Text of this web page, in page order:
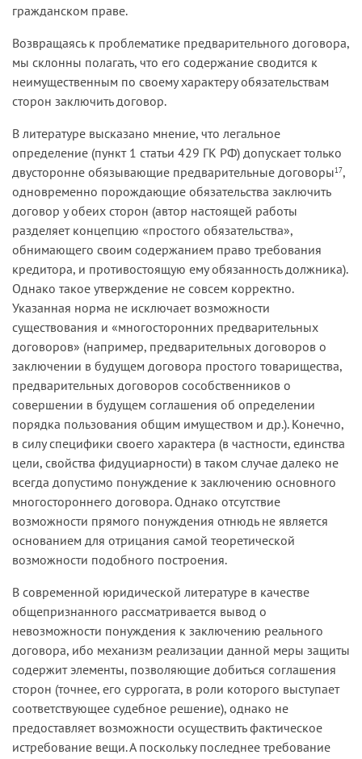
гражданском праве.
Возвращаясь к проблематике предварительного договора,
мы склонны полагать, что его содержание сводится к
неимущественным по своему характеру обязательствам
сторон заключить договор.
В литературе высказано мнение, что легальное
определение (пункт 1 статьи 429 ГК РФ) допускает только
двусторонне обязывающие предварительные договоры17,
одновременно порождающие обязательства заключить
договор у обеих сторон (автор настоящей работы
разделяет концепцию «простого обязательства»,
обнимающего своим содержанием право требования
кредитора, и противостоящую ему обязанность должника).
Однако такое утверждение не совсем корректно.
Указанная норма не исключает возможности
существования и «многосторонних предварительных
договоров» (например, предварительных договоров о
заключении в будущем договора простого товарищества,
предварительных договоров сособственников о
совершении в будущем соглашения об определении
порядка пользования общим имуществом и др.). Конечно,
в силу специфики своего характера (в частности, единства
цели, свойства фидуциарности) в таком случае далеко не
всегда допустимо понуждение к заключению основного
многостороннего договора. Однако отсутствие
возможности прямого понуждения отнюдь не является
основанием для отрицания самой теоретической
возможности подобного построения.
В современной юридической литературе в качестве
общепризнанного рассматривается вывод о
невозможности понуждения к заключению реального
договора, ибо механизм реализации данной меры защиты
содержит элементы, позволяющие добиться соглашения
сторон (точнее, его суррогата, в роли которого выступает
соответствующее судебное решение), однако не
предоставляет возможности осуществить фактическое
истребование вещи. А поскольку последнее требование